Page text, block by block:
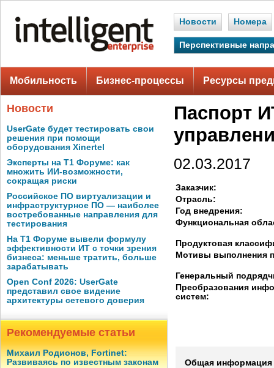
Новости Номера
Перспективные
Мобильность Бизнес-процессы Ресурсы
Новости
UserGate будет тестировать свои
решения при помощи
оборудования Xinertel
Эксперты на Т1 Форуме: как
множить ИИ-возможности,
сокращая риски
Российское ПО виртуализации и
инфраструктурное ПО — наиболее
востребованные направления для
тестирования
На Т1 Форуме вывели формулу
эффективности ИТ с точки зрения
бизнеса: меньше тратить, больше
зарабатывать
Open Conf 2026: UserGate
представил свое видение
архитектуры сетевого доверия
Рекомендуемые статьи
Михаил Родионов, Fortinet:
Развиваясь по известным законам
Паспорт
02.03.2017
Заказчик:
Отрасль:
Год внедрения:
Функциональная
Продуктовая
Мотивы выполнения
Генеральный
Преобразования
систем:
Общая информация